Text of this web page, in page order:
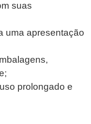
suas
uma apresentação
prolongado e